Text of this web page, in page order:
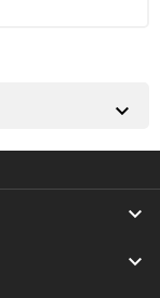


